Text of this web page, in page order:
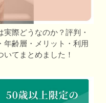
実際どうなのか？評判・
年齢層・メリット・利用
てまとめました！